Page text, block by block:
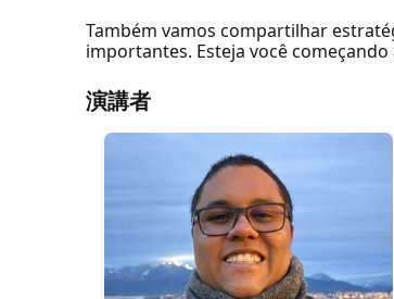
Também vamos compartilhar
importantes. Esteja você
演講者